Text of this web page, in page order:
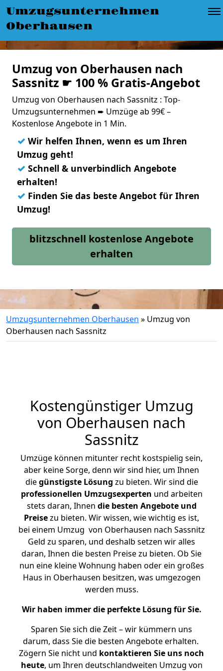
Umzugsunternehmen
Oberhausen
Umzug von Oberhausen nach
Sassnitz ☛ 100 % Gratis-Angebot
Umzug von Oberhausen nach Sassnitz : Top-
Umzugsunternehmen ➨ Umzüge ab 99€ –
Kostenlose Angebote in 1 Min.
✓ Wir helfen Ihnen, wenn es um Ihren
Umzug geht!
✓ Schnell & unverbindlich Angebote
erhalten!
✓ Finden Sie das beste Angebot für Ihren
Umzug!
blitzschnell kostenlose Angebote
erhalten
Umzugsunternehmen Oberhausen » Umzug von
Oberhausen nach Sassnitz
Kostengünstiger Umzug
von Oberhausen nach
Sassnitz
Umzüge können mitunter recht kostspielig sein,
aber keine Sorge, denn wir sind hier, um Ihnen
diegünstigste Lösung zu bieten. Wir sind die
professionellen Umzugsexperten und arbeiten
stets daran, Ihnen die besten Angebote und
Preisezu bieten. Wir wissen, wie wichtig es ist,
bei einem Umzug von Oberhausen nach Sassnitz
Geld zu sparen, und deshalb setzen wir alles
daran, Ihnen die besten Preise zu bieten. Ob Sie
nun eine kleine Wohnung haben oder ein großes
Haus in Oberhausen besitzen, was umgezogen
werden muss.
Wir haben immer die perfekte Lösung für Sie.
Sparen Sie sich die Zeit – wir kümmern uns
darum, dass Sie die besten Angebote erhalten.
Zögern Sie nicht und kontaktieren Sie uns noch
heute, um Ihren deutschlandweiten Umzug von